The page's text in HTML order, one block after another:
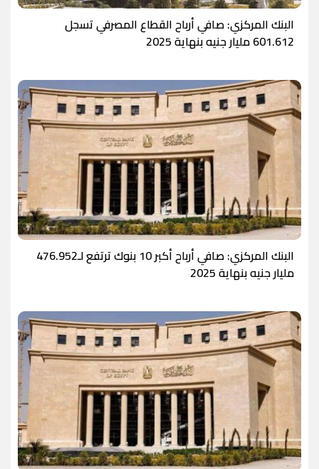
البنك المركزي: صافي أرباح القطاع المصرفي تسجل
601.612 مليار جنيه بنهاية 2025
البنك المركزي: صافي أرباح أكبر 10 بنوك ترتفع لـ476.952
مليار جنيه بنهاية 2025